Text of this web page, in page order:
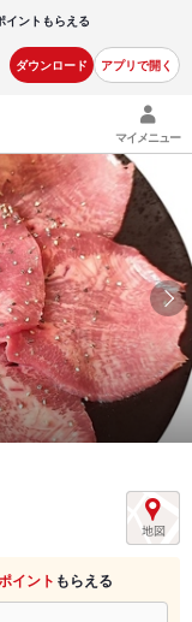
イントもらえる
ダウンロード アプリで開く
マイメニュー
イント もらえる